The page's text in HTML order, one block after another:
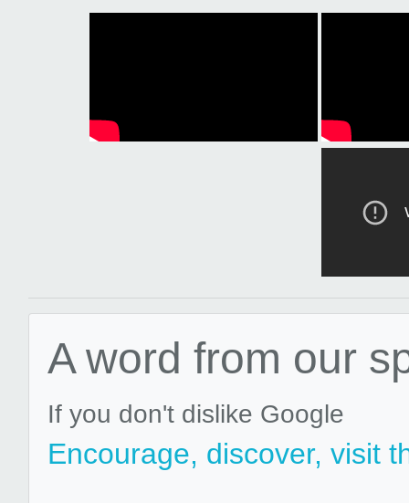
A word from our
If you don't dislike Google
Encourage, discover, visit